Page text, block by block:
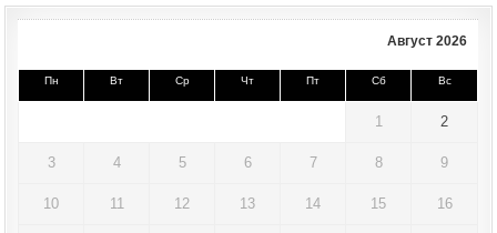
Август 2026
Пн Вт Ср Чт Пт Сб Вс
1 2
3 4 5 6 7 8 9
10 11 12 13 14 15 16